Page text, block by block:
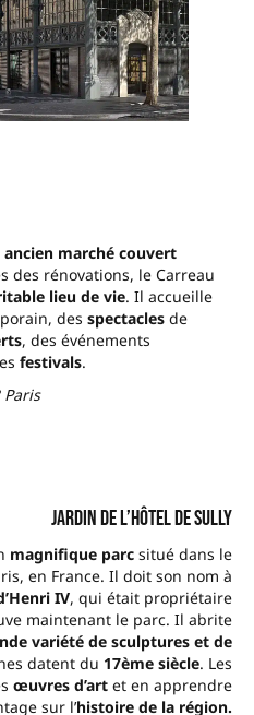
ancien marché couvert
des rénovations, le Carreau
lieu de vie. Il accueille
des spectacles de
, des événements
festivals.
Paris
Jardin de l’hôtel de Sully
magnifique parc situé dans le
en France. Il doit son nom à
IV, qui était propriétaire
maintenant le parc. Il abrite
variété de sculptures et de
datent du 17ème siècle. Les
œuvres d’art et en apprendre
sur l’histoire de la région.